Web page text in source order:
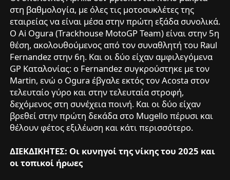
στη βαθμολογία, με όλες τις μοτοσυκλέτες της
εταιρείας να είναι μέσα στην πρώτη εξάδα συνολικά.
Ο Ai Ogura (Trackhouse MotoGP Team) είναι στην 5η
θέση, ακολουθούμενος από τον συναθλητή του Raul
Fernandez στην 6η. Και οι δύο είχαν αμφιλεγόμενα
GP Καταλονίας: ο Fernandez συγκρούστηκε με τον
Martin, ενώ ο Ogura έβγαλε εκτός τον Acosta στον
τελευταίο γύρο και στην τελευταία στροφή,
δεχόμενος στη συνέχεια ποινή. Και οι δύο είχαν
βρεθεί στην πρώτη δεκάδα στο Mugello πέρυσι και
θέλουν φέτος εξιλέωση και κάτι περισσότερο.
ΔΙΕΚΔΙΚΗΤΕΣ: Οι κυνηγοί της νίκης του 2025 και
οι τοπικοί ήρωες